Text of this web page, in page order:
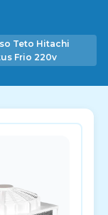
Teto Hitachi
Frio 220v